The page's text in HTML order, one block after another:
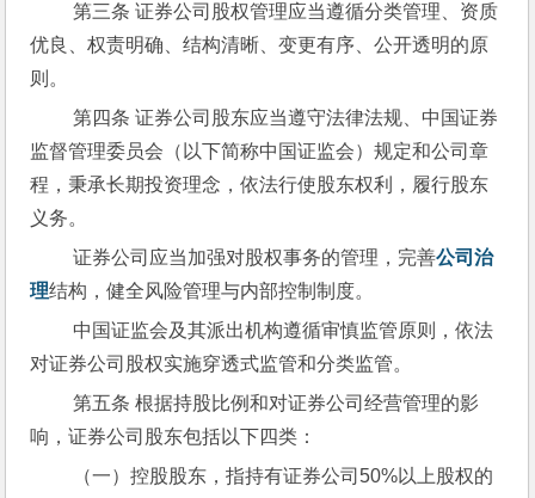
第三条 证券公司股权管理应当遵循分类管理、资质
优良、权责明确、结构清晰、变更有序、公开透明的原
则。
第四条 证券公司股东应当遵守法律法规、中国证券
监督管理委员会（以下简称中国证监会）规定和公司章
程，秉承长期投资理念，依法行使股东权利，履行股东
义务。
证券公司应当加强对股权事务的管理，完善公司治
理结构，健全风险管理与内部控制制度。
对证券公司股权实施穿透式监管和分类监管。
第五条 根据持股比例和对证券公司经营管理的影
响，证券公司股东包括以下四类：